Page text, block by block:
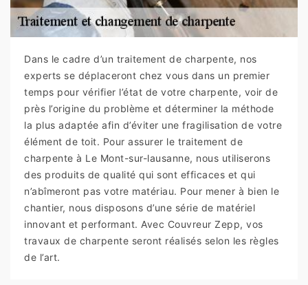
Dans le cadre d’un traitement de charpente, nos
experts se déplaceront chez vous dans un premier
temps pour vérifier l’état de votre charpente, voir de
près l’origine du problème et déterminer la méthode
la plus adaptée afin d’éviter une fragilisation de votre
élément de toit. Pour assurer le traitement de
charpente à Le Mont-sur-lausanne, nous utiliserons
des produits de qualité qui sont efficaces et qui
n’abîmeront pas votre matériau. Pour mener à bien le
chantier, nous disposons d’une série de matériel
innovant et performant. Avec Couvreur Zepp, vos
travaux de charpente seront réalisés selon les règles
de l’art.